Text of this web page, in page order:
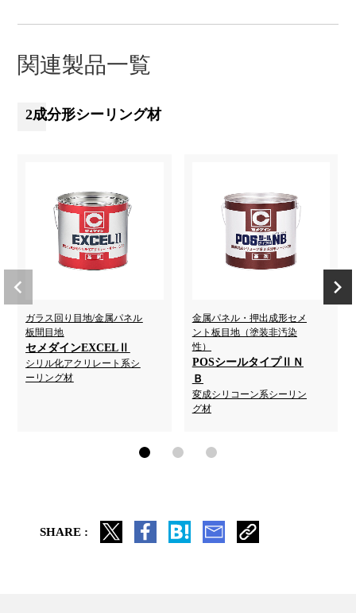
関連製品一覧
2成分形シーリング材
ガラス回り目地/金属パネル
板間目地
セメダインEXCELⅡ
シリル化アクリレート系シ
ーリング材
金属パネル・押出成形セメ
ント板目地（塗装非汚染
性）
POSシールタイプⅡＮ
Ｂ
変成シリコーン系シーリン
グ材
SHARE :